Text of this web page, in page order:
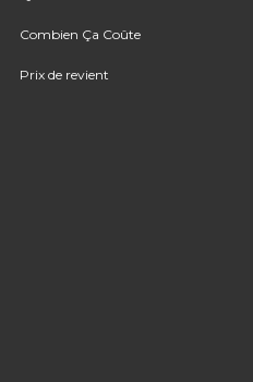
Combien Ça Coûte
Prix de revient